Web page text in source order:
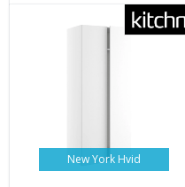
New York Hvid